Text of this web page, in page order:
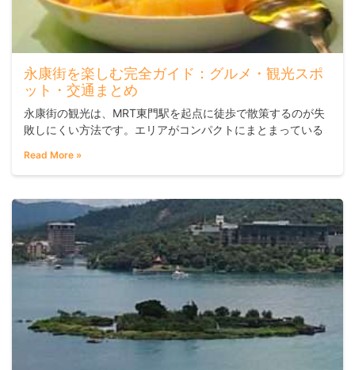
永康街を楽しむ完全ガイド：グルメ・観光スポ
ット・交通まとめ
永康街の観光は、MRT東門駅を起点に徒歩で散策するのが失
敗しにくい方法です。エリアがコンパクトにまとまっている
るので、台北初訪問で台湾グルメ・ショッピング・歴史的な
街並みを一度に体験したい方にとって、
Read More »